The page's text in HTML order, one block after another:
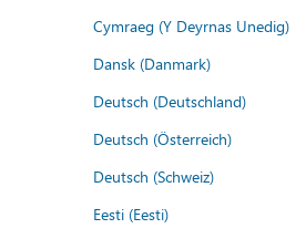
Cymraeg (Y Deyrnas Unedig)
Dansk (Danmark)
Deutsch (Deutschland)
Deutsch (Österreich)
Deutsch (Schweiz)
Eesti (Eesti)